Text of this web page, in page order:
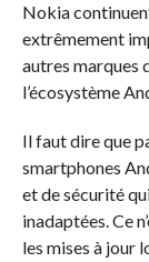
Nokia
extrêmement
autres marques
l’écosystème
Il faut dire que
smartphones
et de sécurité
inadaptées. Ce
les mises à jour